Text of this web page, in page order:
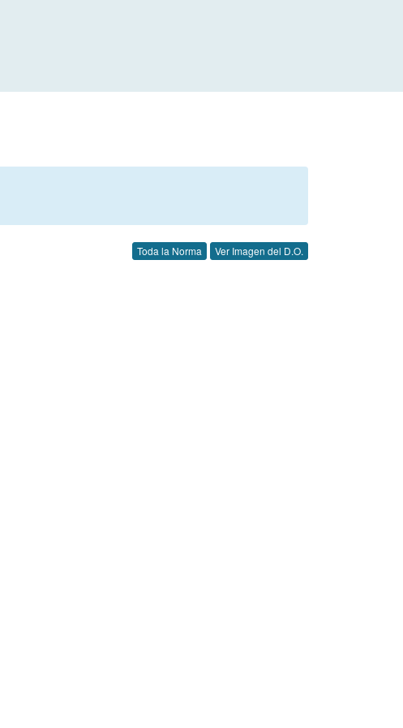
Toda la Norma Ver Imagen del D.O.